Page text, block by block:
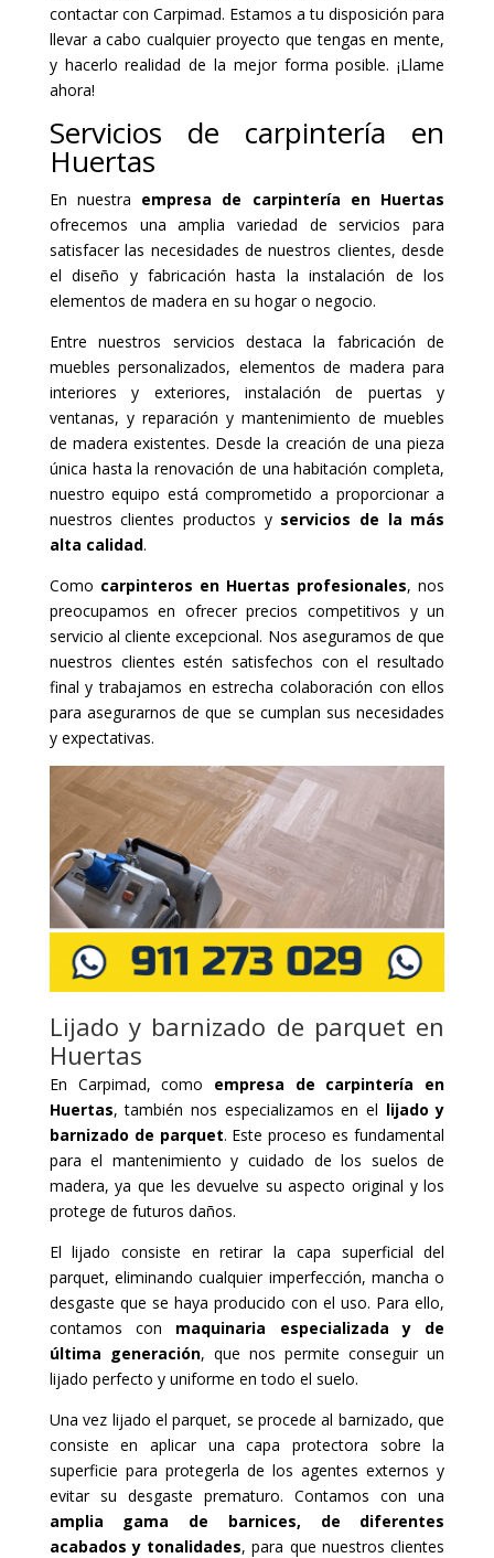
contactar con Carpimad. Estamos a tu disposición para
llevar a cabo cualquier proyecto que tengas en mente,
y hacerlo realidad de la mejor forma posible. ¡Llame
ahora!
Servicios de carpintería en
Huertas
En nuestra empresa de carpintería en Huertas
ofrecemos una amplia variedad de servicios para
satisfacer las necesidades de nuestros clientes, desde
el diseño y fabricación hasta la instalación de los
elementos de madera en su hogar o negocio.
Entre nuestros servicios destaca la fabricación de
muebles personalizados, elementos de madera para
interiores y exteriores, instalación de puertas y
ventanas, y reparación y mantenimiento de muebles
de madera existentes. Desde la creación de una pieza
única hasta la renovación de una habitación completa,
nuestro equipo está comprometido a proporcionar a
nuestros clientes productos y servicios de la más
alta calidad.
Como carpinteros en Huertas profesionales, nos
preocupamos en ofrecer precios competitivos y un
servicio al cliente excepcional. Nos aseguramos de que
nuestros clientes estén satisfechos con el resultado
final y trabajamos en estrecha colaboración con ellos
para asegurarnos de que se cumplan sus necesidades
y expectativas.
Lijado y barnizado de parquet en
Huertas
En Carpimad, como empresa de carpintería en
Huertas, también nos especializamos en el lijado y
barnizado de parquet. Este proceso es fundamental
para el mantenimiento y cuidado de los suelos de
madera, ya que les devuelve su aspecto original y los
protege de futuros daños.
El lijado consiste en retirar la capa superficial del
parquet, eliminando cualquier imperfección, mancha o
desgaste que se haya producido con el uso. Para ello,
contamos con maquinaria especializada y de
última generación, que nos permite conseguir un
lijado perfecto y uniforme en todo el suelo.
Una vez lijado el parquet, se procede al barnizado, que
consiste en aplicar una capa protectora sobre la
superficie para protegerla de los agentes externos y
evitar su desgaste prematuro. Contamos con una
amplia gama de barnices, de diferentes
acabados y tonalidades, para que nuestros clientes